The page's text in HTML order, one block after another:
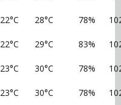
22°C 28°C 78%
22°C 29°C 83%
23°C 30°C 78%
23°C 30°C 78%